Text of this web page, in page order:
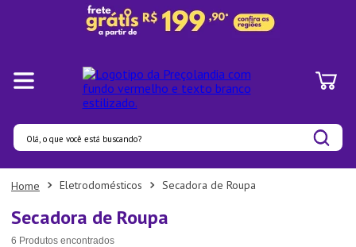
Olá, o que você está buscando?
Eletrodomésticos Secadora de Roupa
Secadora de Roupa
6 Produtos
Termos mais buscados